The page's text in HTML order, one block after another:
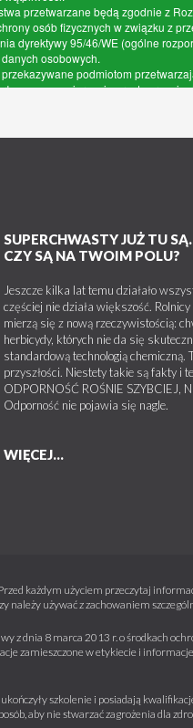
SUPERCHWASTY JUŻ TU
CZY SĄ NA TWOIM POLU?
Jeszcze kilka lat temu działało
częściej nie działa większość.
mierzą się z nową rzeczywistością:
herbicydy, których nie da się
standardową technologią chemiczną.
przyszłości. Niestety takie są fakty i
ODPORNOŚĆ ROŚNIE SZYBCIEJ,
Odporność nie pojawia się nagle.
WIĘCEJ...
każdym użyciem przeczytaj
używać z zachowaniem
z dnia 8 marca 2013 r. o środkach
zamieszczone w etykiecie i
szkolenie i posiadają
aby nie stwarzać zagrożenia dla